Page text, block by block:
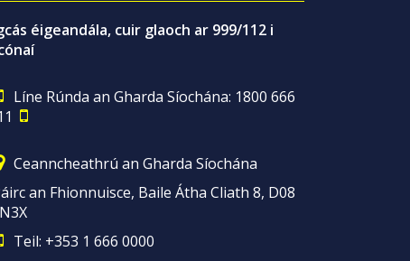
éigeandála, cuir glaoch ar 999/112 i
Líne Rúnda an Gharda Síochána: 1800 666
Ceanncheathrú an Gharda Síochána
an Fhionnuisce, Baile Átha Cliath 8, D08
Teil: +353 1 666 0000